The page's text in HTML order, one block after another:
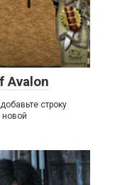
Avalon
строку
новой